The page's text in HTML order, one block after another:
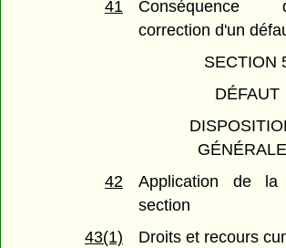
41
correction d'un
SECTION
DÉFAUT
42
Application de la
section
43(1)
Droits et recours